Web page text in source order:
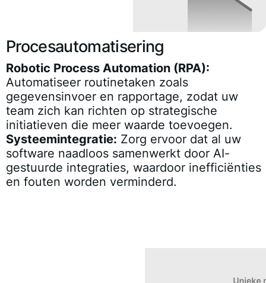
Procesautomatisering
Robotic Process Automation (RPA):
Automatiseer routinetaken zoals
gegevensinvoer en rapportage, zodat uw
team zich kan richten op strategische
initiatieven die meer waarde toevoegen.
Systeemintegratie: Zorg ervoor dat al uw
software naadloos samenwerkt door AI-
gestuurde integraties, waardoor inefficiënties
en fouten worden verminderd.